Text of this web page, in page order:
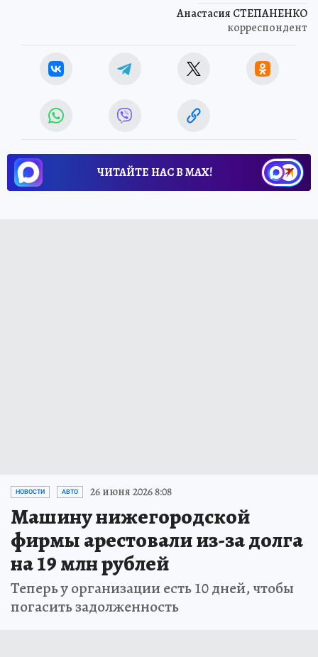
Анастасия СТЕПАНЕНКО
корреспондент
ЧИТАЙТЕ НАС В МАХ!
НОВОСТИ АВТО 26 июня 2026 8:08
Машину нижегородской
фирмы арестовали из-за долга
на 19 млн рублей
Теперь у организации есть 10 дней, чтобы
погасить задолженность